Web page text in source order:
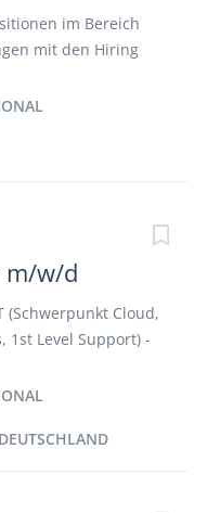
im Bereich
mit den Hiring
m/w/d
(Schwerpunkt Cloud,
1st Level Support) -
von
Cycle Recruiting